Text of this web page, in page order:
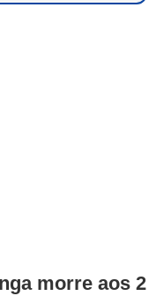
morre aos 2